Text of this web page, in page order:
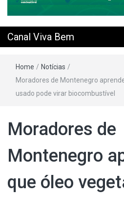
Canal Viva Bem
Home / Notícias /
Moradores de Montenegro
usado pode virar biocombustível
Moradores de
Montenegro
que óleo